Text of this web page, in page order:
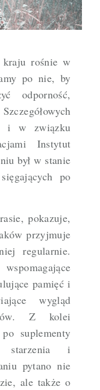
kraju rośnie w
po nie, by
odporność,
i w związku
Instytut
był w stanie
po
pokazuje,
przyjmuje
regularnie.
pamięć i
wygląd
Z kolei
suplementy
starzenia i
pytano nie
ale także o